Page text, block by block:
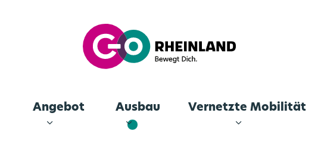
Angebot Ausbau Vernetzte Mobilität